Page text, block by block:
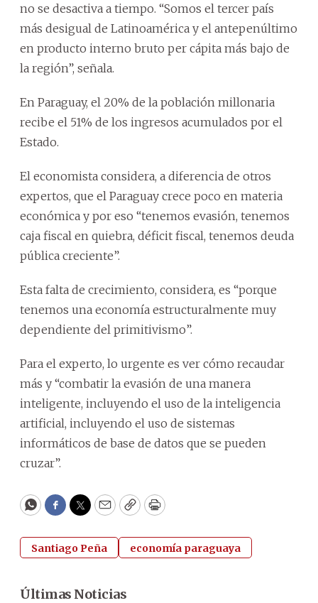
no se desactiva a tiempo. “Somos el tercer país
más desigual de Latinoamérica y el antepenúltimo
en producto interno bruto per cápita más bajo de
la región”, señala.
En Paraguay, el 20% de la población millonaria
recibe el 51% de los ingresos acumulados por el
Estado.
El economista considera, a diferencia de otros
expertos, que el Paraguay crece poco en materia
económica y por eso “tenemos evasión, tenemos
caja fiscal en quiebra, déficit fiscal, tenemos deuda
pública creciente”.
Esta falta de crecimiento, considera, es “porque
tenemos una economía estructuralmente muy
dependiente del primitivismo”.
Para el experto, lo urgente es ver cómo recaudar
más y “combatir la evasión de una manera
inteligente, incluyendo el uso de la inteligencia
artificial, incluyendo el uso de sistemas
informáticos de base de datos que se pueden
cruzar”.
WhatsApp
Facebook
Twitter
EmailCopyPrint
Santiago Peña economía paraguaya
Últimas Noticias